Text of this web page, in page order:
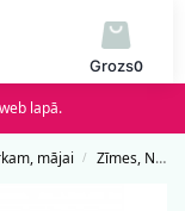
0
lapā.
mājai / Zīmes, Norādes un Uzlīmes